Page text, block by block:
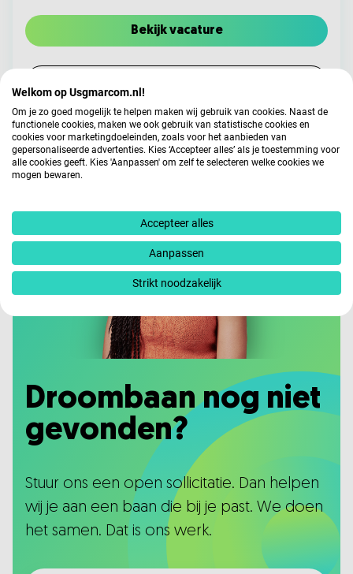
Bekijk vacature
Droombaan nog niet
gevonden?
Stuur ons een open sollicitatie. Dan helpen
wij je aan een baan die bij je past. We doen
het samen. Dat is ons werk.
Welkom op Usgmarcom.nl!
Om je zo goed mogelijk te helpen maken wij gebruik van cookies. Naast de
functionele cookies, maken we ook gebruik van statistische cookies en
cookies voor marketingdoeleinden, zoals voor het aanbieden van
gepersonaliseerde advertenties. Kies ‘Accepteer alles’ als je toestemming voor
alle cookies geeft. Kies 'Aanpassen' om zelf te selecteren welke cookies we
mogen bewaren.
Accepteer alles
Aanpassen
Strikt noodzakelijk